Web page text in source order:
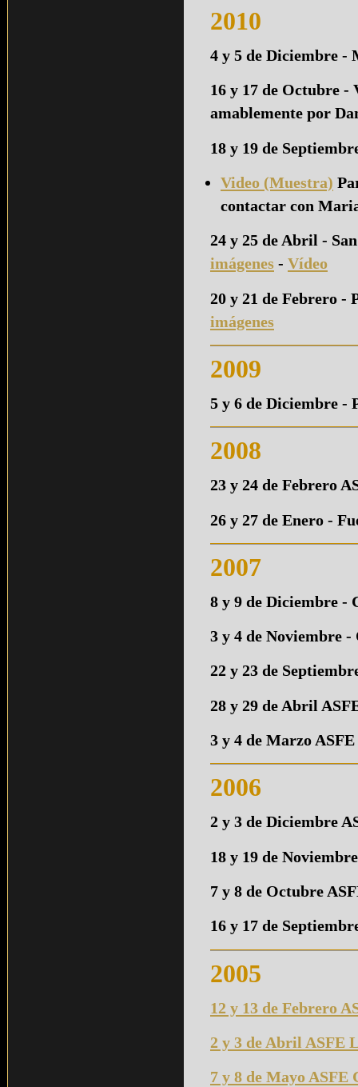
2010
4 y 5 de Diciembre -
16 y 17 de Octubre -
amablemente por
18 y 19 de
Video (Muestra)
contactar con
24 y 25 de Abril -
imágenes - Vídeo
20 y 21 de Febrero -
imágenes
2009
5 y 6 de Diciembre -
2008
23 y 24 de Febrero
26 y 27 de Enero -
2007
8 y 9 de Diciembre
3 y 4 de Noviembre
22 y 23 de
28 y 29 de Abril
3 y 4 de Marzo
2006
2 y 3 de Diciembre
18 y 19 de
7 y 8 de Octubre
16 y 17 de
2005
12 y 13 de Febrero
2 y 3 de Abril ASFE
7 y 8 de Mayo